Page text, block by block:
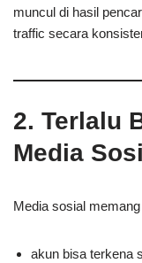
muncul di hasil
traffic secara
2. Terlalu
Media
Media sosial
akun bisa terkena